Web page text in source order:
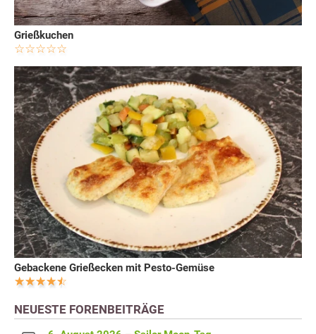
Grießkuchen
Gebackene Grießecken mit Pesto-Gemüse
NEUESTE FORENBEITRÄGE